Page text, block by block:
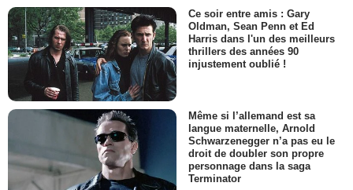
Ce soir entre amis : Gary
Oldman, Sean Penn et Ed
Harris dans l'un des meilleurs
thrillers des années 90
injustement oublié !
Même si l’allemand est sa
langue maternelle, Arnold
Schwarzenegger n’a pas eu le
droit de doubler son propre
personnage dans la saga
Terminator